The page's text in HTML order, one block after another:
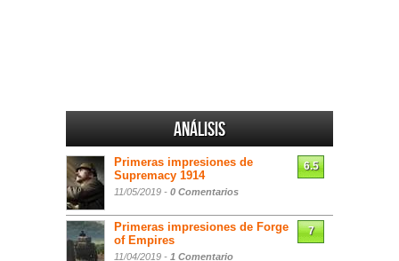
Análisis
Primeras impresiones de
Supremacy 1914
11/05/2019 - 0 Comentarios
6.5
Primeras impresiones de Forge
of Empires
11/04/2019 - 1 Comentario
7